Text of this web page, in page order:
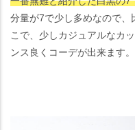
分量が7で少し多めなので
こで、少しカジュアルなカ
ンス良くコーデが出来ます。